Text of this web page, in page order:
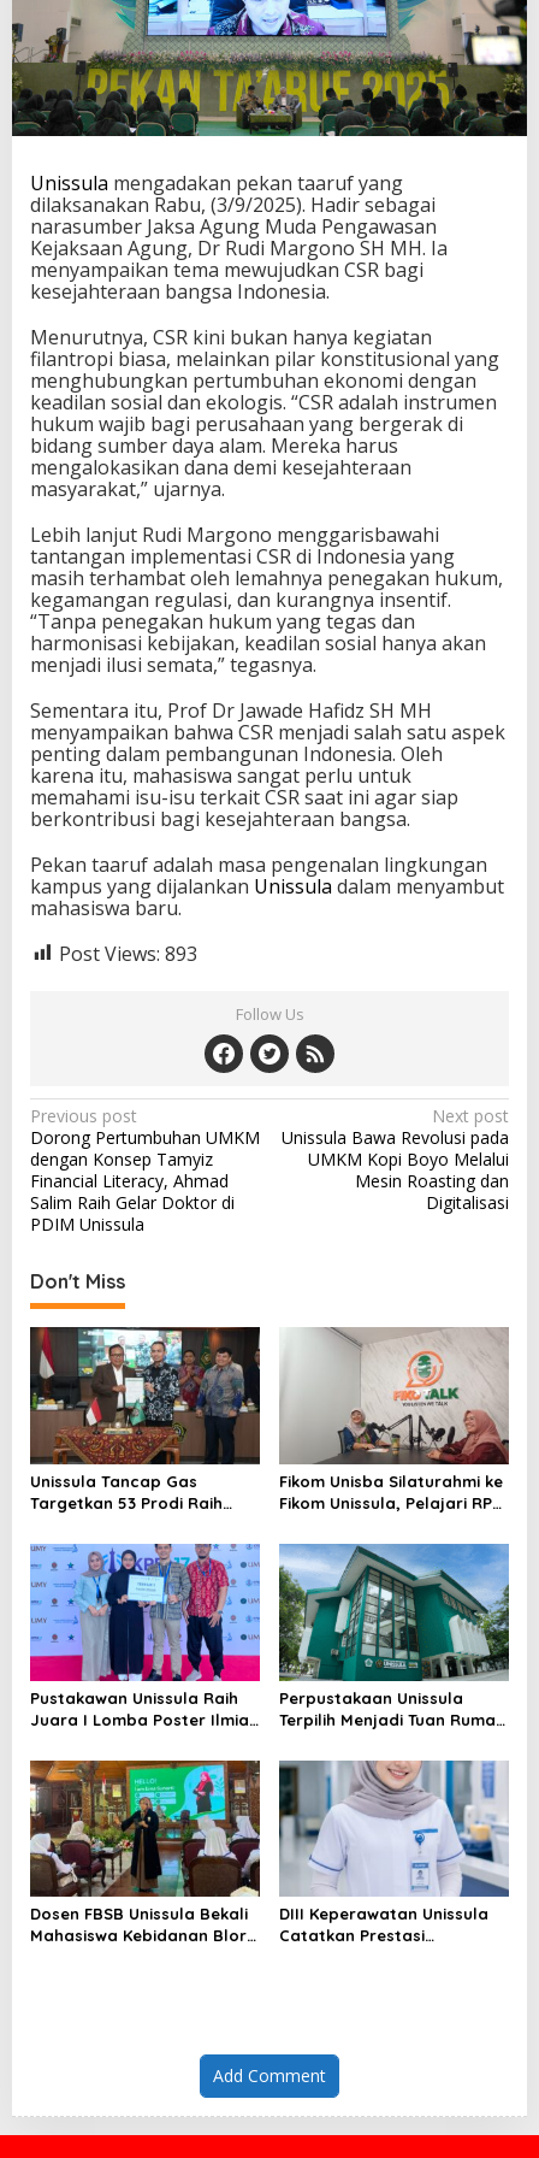
Unissula mengadakan pekan taaruf yang
dilaksanakan Rabu, (3/9/2025). Hadir sebagai
narasumber Jaksa Agung Muda Pengawasan
Kejaksaan Agung, Dr Rudi Margono SH MH. Ia
menyampaikan tema mewujudkan CSR bagi
kesejahteraan bangsa Indonesia.
Menurutnya, CSR kini bukan hanya kegiatan
filantropi biasa, melainkan pilar konstitusional yang
menghubungkan pertumbuhan ekonomi dengan
keadilan sosial dan ekologis. “CSR adalah instrumen
hukum wajib bagi perusahaan yang bergerak di
bidang sumber daya alam. Mereka harus
mengalokasikan dana demi kesejahteraan
masyarakat,” ujarnya.
Lebih lanjut Rudi Margono menggarisbawahi
tantangan implementasi CSR di Indonesia yang
masih terhambat oleh lemahnya penegakan hukum,
kegamangan regulasi, dan kurangnya insentif.
“Tanpa penegakan hukum yang tegas dan
harmonisasi kebijakan, keadilan sosial hanya akan
menjadi ilusi semata,” tegasnya.
Sementara itu, Prof Dr Jawade Hafidz SH MH
menyampaikan bahwa CSR menjadi salah satu aspek
penting dalam pembangunan Indonesia. Oleh
karena itu, mahasiswa sangat perlu untuk
memahami isu-isu terkait CSR saat ini agar siap
berkontribusi bagi kesejahteraan bangsa.
Pekan taaruf adalah masa pengenalan lingkungan
kampus yang dijalankan Unissula dalam menyambut
mahasiswa baru.
Post Views: 893
Follow Us
Post
navigation
Previous post
Dorong Pertumbuhan UMKM
dengan Konsep Tamyiz
Financial Literacy, Ahmad
Salim Raih Gelar Doktor di
PDIM Unissula
Next post
Unissula Bawa Revolusi pada
UMKM Kopi Boyo Melalui
Mesin Roasting dan
Digitalisasi
Don't Miss
Unissula Tancap Gas
Targetkan 53 Prodi Raih
ACQUIN Lewat Jalur Fast
Track
Fikom Unisba Silaturahmi ke
Fikom Unissula, Pelajari RPL
Laboratorium Unggulan
Pustakawan Unissula Raih
Juara I Lomba Poster Ilmiah
Perpustakaan Unissula
Terpilih Menjadi Tuan Rumah
Dosen FBSB Unissula Bekali
Mahasiswa Kebidanan Blora
DIII Keperawatan Unissula
Catatkan Prestasi
Add Comment